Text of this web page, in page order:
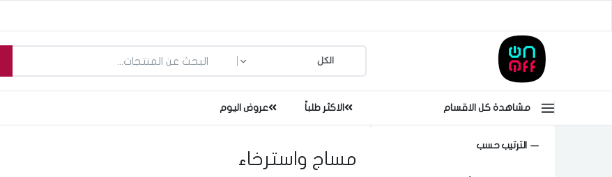
مشاهدة كل الاقسام الاكثر طلباً عروض اليوم
الترتيب حسب
مساج واسترخاء
ما الذي تبحث عنه؟